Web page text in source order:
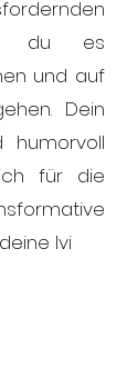
du es
und auf
Dein
für die
Ivi